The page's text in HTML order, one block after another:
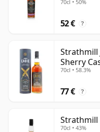
Single Malt seinen Reiz
Strathmill ist eine
Rampenlichts zu
präsentiert er einen
genug Süße, Textur
belohnen, die die
70cl • 50%
52 € ?
Strathmill
Sherry
70cl • 58.3%
77 € ?
Strathmill
70cl • 43%